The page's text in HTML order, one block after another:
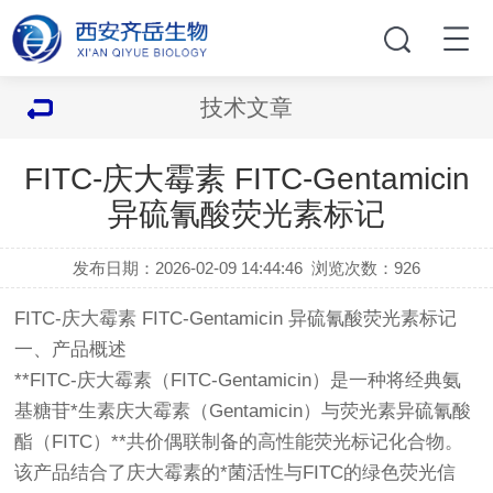
技术文章
FITC-庆大霉素 FITC-Gentamicin
异硫氰酸荧光素标记
发布日期：2026-02-09 14:44:46 浏览次数：926
FITC-庆大霉素 FITC-Gentamicin 异硫氰酸荧光素标记
一、产品概述
**FITC-庆大霉素（FITC-Gentamicin）是一种将经典氨
基糖苷*生素庆大霉素（Gentamicin）与荧光素异硫氰酸
酯（FITC）**共价偶联制备的高性能荧光标记化合物。
该产品结合了庆大霉素的*菌活性与FITC的绿色荧光信